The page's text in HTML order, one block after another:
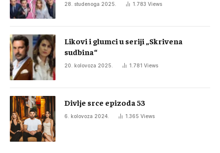
28. studenoga 2025. 1.783 Views
Likovi i glumci u seriji „Skrivena
sudbina“
20. kolovoza 2025. 1.781 Views
Divlje srce epizoda 53
6. kolovoza 2024. 1.365 Views